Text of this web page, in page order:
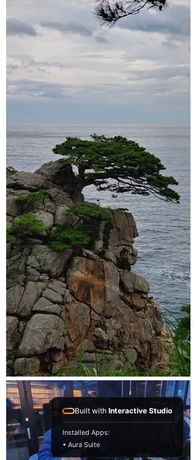
Built with Interactive Studio
Installed Apps:
• Aura Suite